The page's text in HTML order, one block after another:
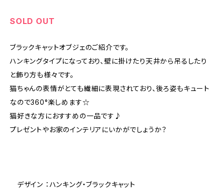
SOLD OUT
ブラックキャットオブジェのご紹介です。
ハンキングタイプになっており、壁に掛けたり天井から吊るしたり
と飾り方も様々です。
猫ちゃんの表情がとても繊細に表現されており、後ろ姿もキュート
なので360°楽しめます☆
猫好きな方におすすめの一品です♪
プレゼントやお家のインテリアにいかがでしょうか？
デザイン ：ハンキング・ブラックキャット